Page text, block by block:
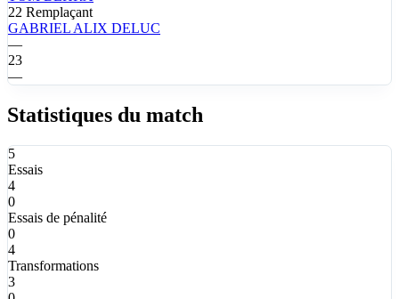
22 Remplaçant
GABRIEL ALIX DELUC
—
23
—
Statistiques du match
5
Essais
4
0
Essais de pénalité
0
4
Transformations
3